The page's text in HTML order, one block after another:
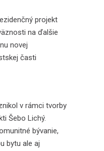
projekt
na ďalšie
novej
časti
v rámci tvorby
Šebo Lichý.
bývanie,
bytu ale aj